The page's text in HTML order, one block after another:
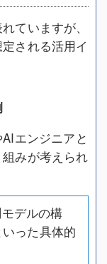
ていますが、
される活用イ
エンジニアと
みが考えられ
デルの構
った具体的